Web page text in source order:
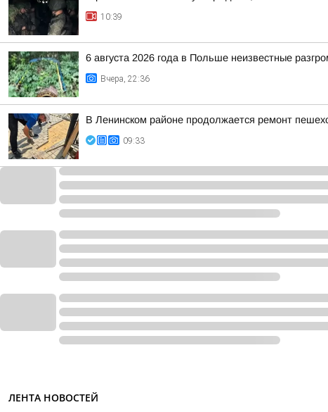
10:39
6 августа 2026 года в Польше неизвестные
Вчера, 22:36
В Ленинском районе продолжается ремонт
09:33
ЛЕНТА НОВОСТЕЙ